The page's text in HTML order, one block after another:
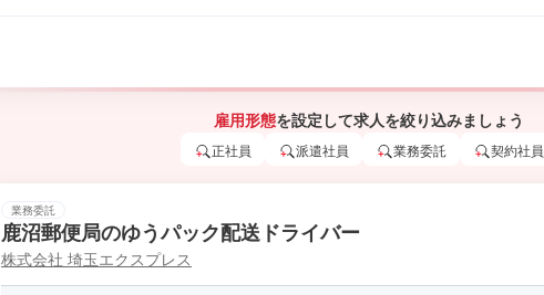
雇用形態を設定して求人を絞り込みましょう
正社員 派遣社員 業務委託 契約社員
業務委託
鹿沼郵便局のゆうパック配送ドライバー
株式会社 埼玉エクスプレス